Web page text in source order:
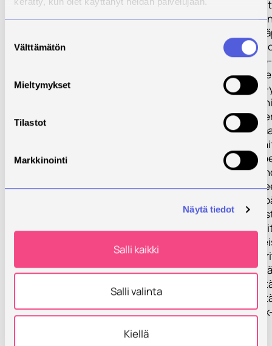
valinta
Välttämätön
Mieltymykset
Tilastot
Markkinointi
Näytä tiedot
Salli kaikki
Salli valinta
Kiellä
Suomessa.
uusiutuminen
kilpailukyvyn
Uusimmassa
Finnveran ja
syksyn 2022
pk-yritysten
nousevat esiin
henkilöstön
useampi yritys
johtamisen.
nousee esille
tärkeimpänä).
mukaan on
myös siihen,
osa
kasvupolulle